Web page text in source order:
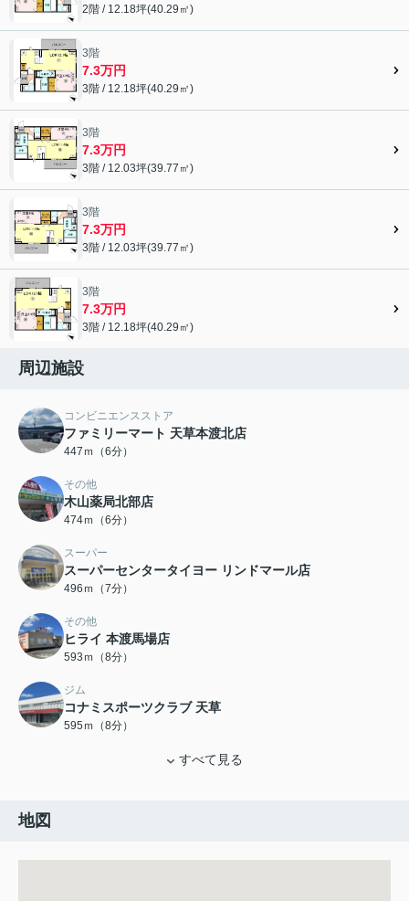
2階 / 12.18坪(40.29㎡)
3階
7.3万円
3階 / 12.18坪(40.29㎡)
3階
7.3万円
3階 / 12.03坪(39.77㎡)
3階
7.3万円
3階 / 12.03坪(39.77㎡)
3階
7.3万円
3階 / 12.18坪(40.29㎡)
周辺施設
コンビニエンスストア
ファミリーマート 天草本渡北店
447ｍ（6分）
その他
木山薬局北部店
474ｍ（6分）
スーパー
スーパーセンタータイヨー リンドマール店
496ｍ（7分）
その他
ヒライ 本渡馬場店
593ｍ（8分）
ジム
コナミスポーツクラブ 天草
595ｍ（8分）
すべて見る
地図